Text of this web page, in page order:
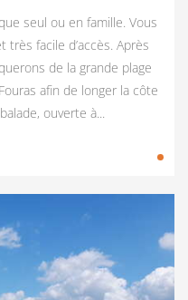
seul ou en famille. Vous
facile d’accès. Après
de la grande plage
afin de longer la côte
ouverte à...